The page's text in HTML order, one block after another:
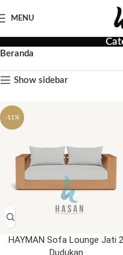
MENU
Beranda
Show sidebar
-11%
HAYMAN Sofa Lounge Jati 2
Dudukan